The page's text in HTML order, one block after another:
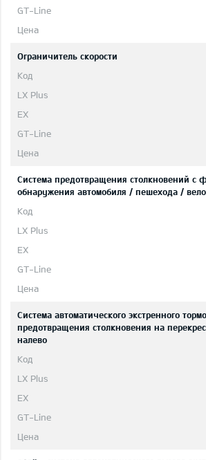
Ограничитель скорости
Система предотвращения столкновений с
обнаружения автомобиля / пешехода /
Система автоматического экстренного
предотвращения столкновения на
налево